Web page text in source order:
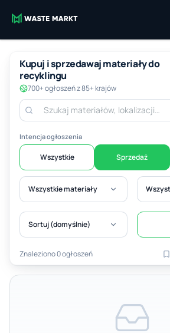
Kupuj i sprzedawaj materiały do
recyklingu
700+ ogłoszeń z 85+ krajów
Intencja ogłoszenia
Wszystkie Sprzedaż
Wszystkie materiały
Sortuj (domyślnie)
Znaleziono 0 ogłoszeń